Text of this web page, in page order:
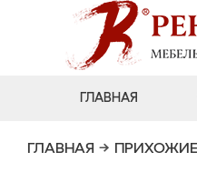
ГЛАВНАЯ
ГЛАВНАЯ → ПРИХОЖИЕ